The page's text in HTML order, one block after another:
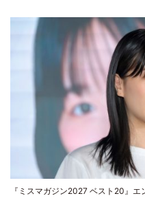
『ミスマガジン2027 ベスト20』エ